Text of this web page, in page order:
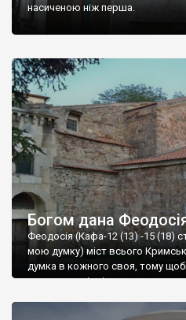
насиченою ніж перша.
Богом дана
Феодосія (Кафа-12 (13) -15 (18)
мою думку) міст всього
думка в кожного своя, тому
запрошую відвідати це